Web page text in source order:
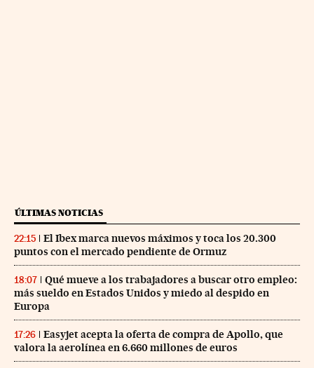
ÚLTIMAS NOTICIAS
22:15
El Ibex marca nuevos máximos y toca los 20.300
puntos con el mercado pendiente de Ormuz
18:07
Qué mueve a los trabajadores a buscar otro empleo:
más sueldo en Estados Unidos y miedo al despido en
Europa
17:26
Easyjet acepta la oferta de compra de Apollo, que
valora la aerolínea en 6.660 millones de euros